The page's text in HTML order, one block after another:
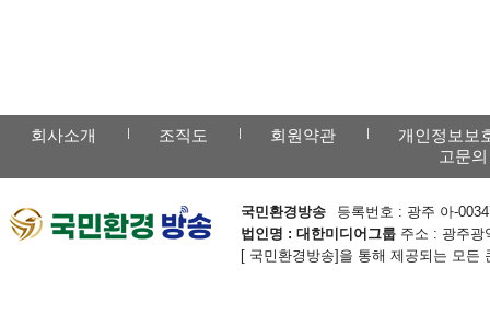
회사소개 조직도 회원약관
개인정보보
고문의
국민환경방송
등록번호 : 광주 아-
법인명 : 대한미디어그룹 주소 : 광주광
[ 국민환경방송]을 통해 제공되는 모